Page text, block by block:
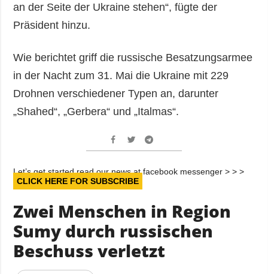
an der Seite der Ukraine stehen“, fügte der
Präsident hinzu.
Wie berichtet griff die russische Besatzungsarmee
in der Nacht zum 31. Mai die Ukraine mit 229
Drohnen verschiedener Typen an, darunter
„Shahed“, „Gerbera“ und „Italmas“.
Let’s get started read our news at facebook messenger > > >
CLICK HERE FOR SUBSCRIBE
Zwei Menschen in Region
Sumy durch russischen
Beschuss verletzt